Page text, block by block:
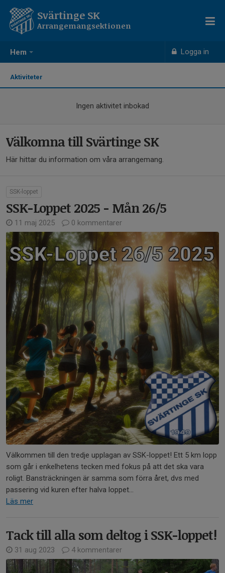
Hem Logga in
Svärtinge SK
Arrangemangsektionen
Aktiviteter
Ingen aktivitet inbokad
Välkomna till Svärtinge SK
Här hittar du information om våra arrangemang.
SSK-loppet
SSK-Loppet 2025 - Mån 26/5
11 maj 2025 0 kommentarer
Välkommen till den tredje upplagan av SSK-loppet! Ett 5 km lopp
som går i enkelhetens tecken med fokus på att det ska vara
roligt. Bansträckningen är samma som förra året, dvs med
passering vid kuren efter halva loppet...
Läs mer
Tack till alla som deltog i SSK-loppet!
31 aug 2023 4 kommentarer